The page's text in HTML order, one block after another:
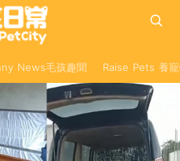
News毛孩趣聞 Raise Pets 養